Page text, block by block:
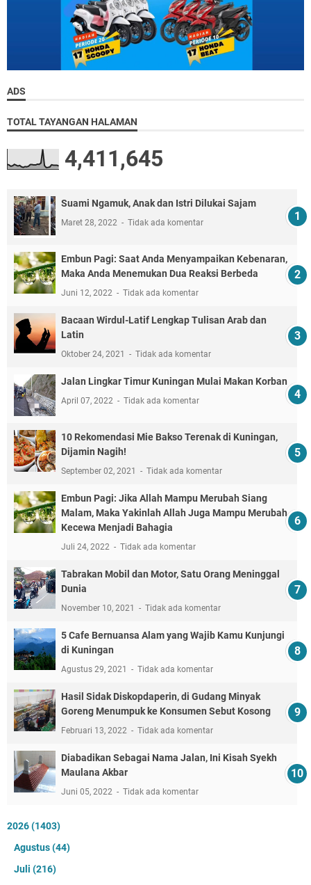
ADS
TOTAL TAYANGAN HALAMAN
4,411,645
Suami Ngamuk, Anak dan Istri Dilukai Sajam
Maret 28, 2022 Tidak ada komentar
Embun Pagi: Saat Anda Menyampaikan Kebenaran,
Maka Anda Menemukan Dua Reaksi Berbeda
Juni 12, 2022 Tidak ada komentar
Bacaan Wirdul-Latif Lengkap Tulisan Arab dan
Latin
Oktober 24, 2021 Tidak ada komentar
Jalan Lingkar Timur Kuningan Mulai Makan Korban
April 07, 2022 Tidak ada komentar
10 Rekomendasi Mie Bakso Terenak di Kuningan,
Dijamin Nagih!
September 02, 2021 Tidak ada komentar
Embun Pagi: Jika Allah Mampu Merubah Siang
Malam, Maka Yakinlah Allah Juga Mampu Merubah
Kecewa Menjadi Bahagia
Juli 24, 2022 Tidak ada komentar
Tabrakan Mobil dan Motor, Satu Orang Meninggal
Dunia
November 10, 2021 Tidak ada komentar
5 Cafe Bernuansa Alam yang Wajib Kamu Kunjungi
di Kuningan
Agustus 29, 2021 Tidak ada komentar
Hasil Sidak Diskopdaperin, di Gudang Minyak
Goreng Menumpuk ke Konsumen Sebut Kosong
Februari 13, 2022 Tidak ada komentar
Diabadikan Sebagai Nama Jalan, Ini Kisah Syekh
Maulana Akbar
Juni 05, 2022 Tidak ada komentar
2026(1403)
Agustus(44)
Juli (216)